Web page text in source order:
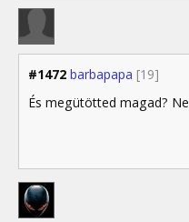
#1472 barbapapa [19]
És megütötted magad?